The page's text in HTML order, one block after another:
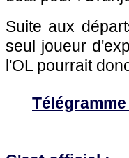
Suite aux
seul joueur
l'OL pourrait